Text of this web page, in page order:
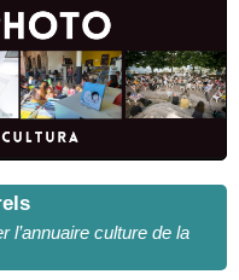
l’annuaire culture de la